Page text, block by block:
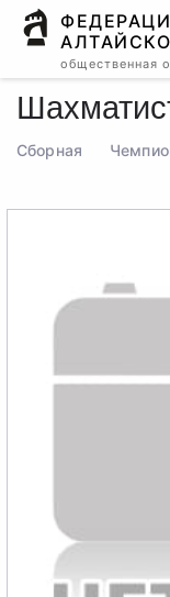
общественная
Сборная